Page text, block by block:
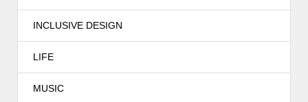
INCLUSIVE DESIGN
LIFE
MUSIC